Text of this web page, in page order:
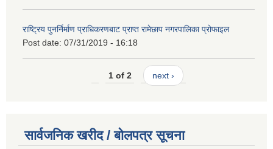
राष्ट्रिय पुनर्निर्माण प्राधिकरणबाट प्राप्त रामेछाप नगरपालिका प्रोफाइल
Post date: 07/31/2019 - 16:18
1 of 2 next ›
सार्वजनिक खरीद / बोलपत्र सूचना